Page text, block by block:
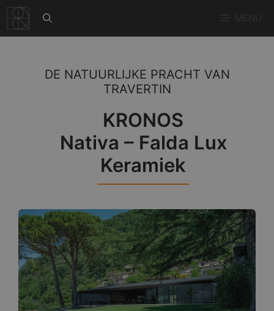
naar
de
DE NATUURLIJKE PRACHT VAN
TRAVERTIN
KRONOS
Nativa – Falda Lux
Keramiek